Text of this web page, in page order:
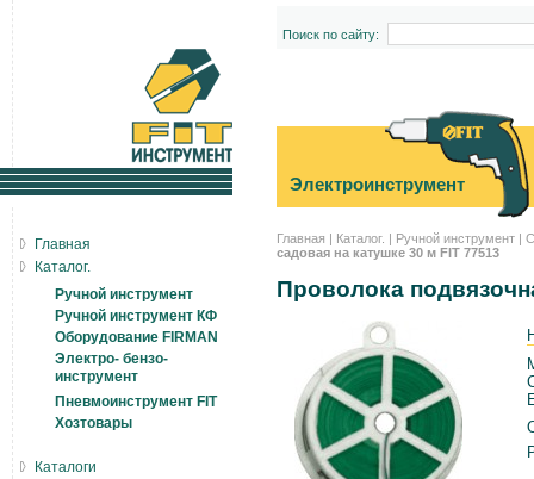
Поиск по сайту:
Электроинструмент
Главная | Каталог. | Ручной инструмент |
садовая на катушке 30 м FIT 77513
Проволока
Главная
Каталог.
Ручной инструмент
Ручной инструмент КФ
Оборудование FIRMAN
Электро- бензо-
инструмент
Пневмоинструмент FIT
Хозтовары
Каталоги